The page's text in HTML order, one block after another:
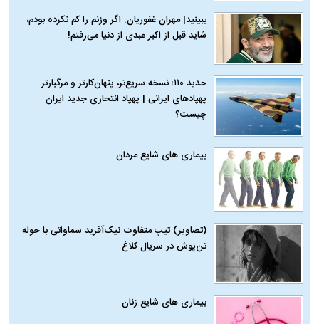
ببینید| مهران غفوریان: اگر وزنم را کم نکرده بودم،
شاید قبل از اکبر عبدی از دنیا می‌رفتم!
حدید ۱۱۰؛ نسخه سریع‌تر، پنهان‌کارتر و مرگبارتر
پهپادهای ایرانی | پهپاد انتحاری جدید ایران
چیست؟
بیماری‌ های شایع مردان
(تصاویر) تیپ متفاوت نیک‌آفرید سماواتی با حوله
تن‌پوش در سریال کلاغ
بیماری‌ های شایع زنان